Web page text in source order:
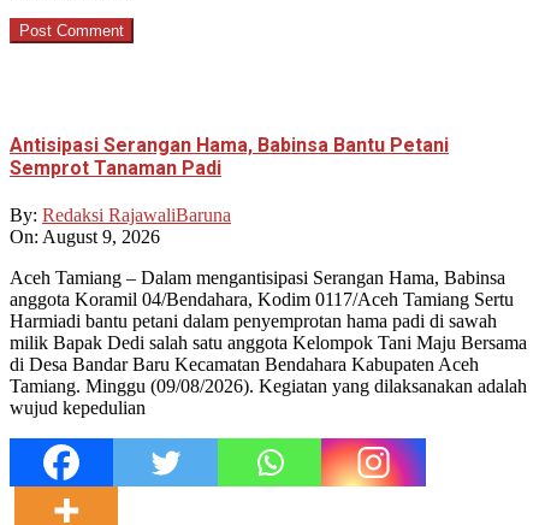
Antisipasi Serangan Hama, Babinsa Bantu Petani
Semprot Tanaman Padi
By: Redaksi RajawaliBaruna
On: August 9, 2026
Aceh Tamiang – Dalam mengantisipasi Serangan Hama, Babinsa
anggota Koramil 04/Bendahara, Kodim 0117/Aceh Tamiang Sertu
Harmiadi bantu petani dalam penyemprotan hama padi di sawah
milik Bapak Dedi salah satu anggota Kelompok Tani Maju Bersama
di Desa Bandar Baru Kecamatan Bendahara Kabupaten Aceh
Tamiang. Minggu (09/08/2026). Kegiatan yang dilaksanakan adalah
wujud kepedulian